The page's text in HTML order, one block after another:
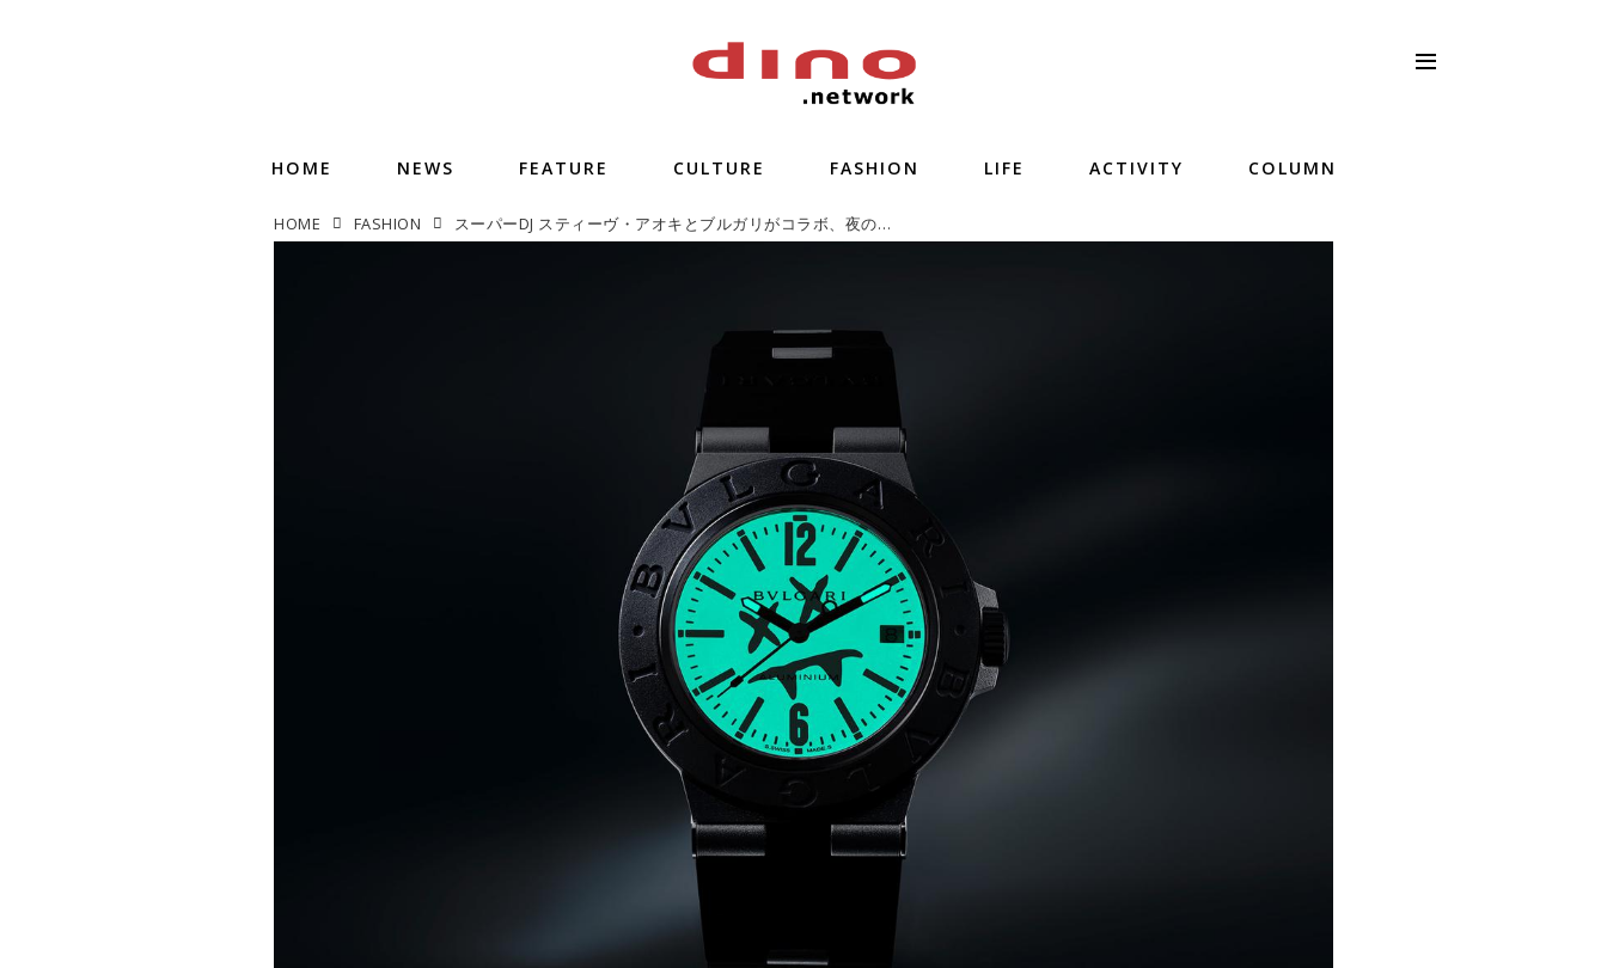
HOME NEWS FEATURE CULTURE FASHION LIFE ACTIVITY COLUMN
HOME FASHION スーパーDJ スティーヴ・アオキとブルガリがコラボ、夜の匂いがする腕時計「ブルガリ アルミニウム スティーヴ・アオキ 限定モデル」出荷開始